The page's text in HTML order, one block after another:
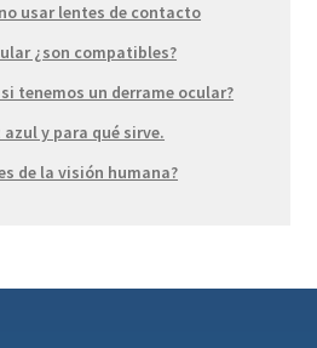
usar lentes de contacto
¿son compatibles?
tenemos un derrame ocular?
y para qué sirve.
de la visión humana?